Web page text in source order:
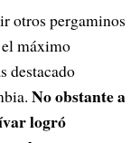
otros pergaminos
máximo
destacado
No obstante a
logró